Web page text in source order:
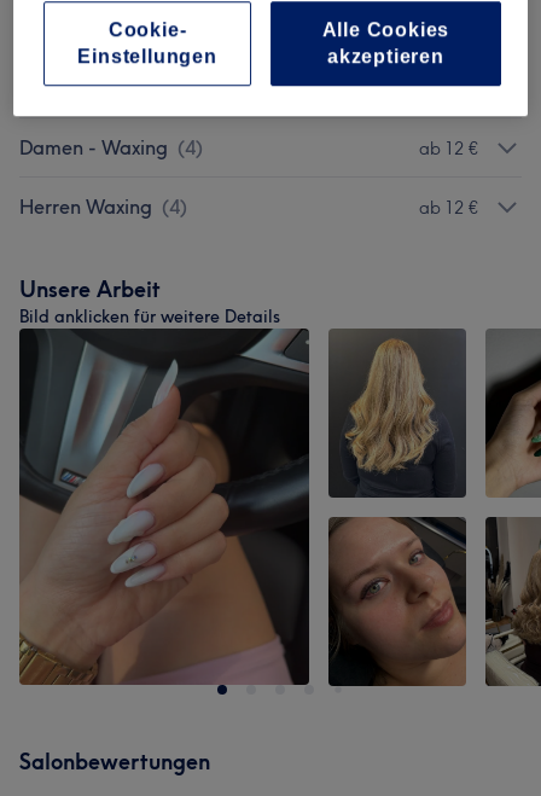
Fadentechnik (3)
LuxBeauty Laserbehandlungen (11) ab 30 €
Damen - Waxing (4) ab 12 €
Herren Waxing (4) ab 12 €
Unsere Arbeit
Bild anklicken für weitere Details
Salonbewertungen
Cookie-
Einstellungen
Alle Cookies
akzeptieren